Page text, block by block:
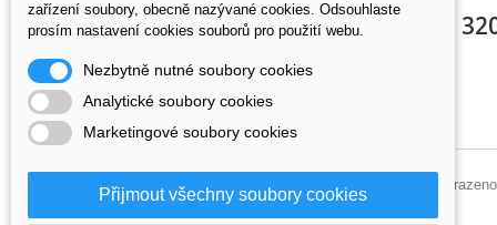
zařízení soubory, obecně nazývané cookies. Odsouhlaste
prosím nastavení cookies souborů pro použití webu.
Nezbytně nutné soubory cookies
Analytické soubory cookies
Marketingové soubory cookies
Přijmout všechny soubory cookies